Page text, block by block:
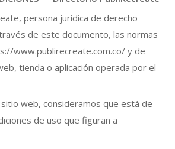
persona jurídica de derecho
de este documento, las normas
www.publirecreate.com.co/ y de
tienda o aplicación operada por el
web, consideramos que está de
de uso que figuran a